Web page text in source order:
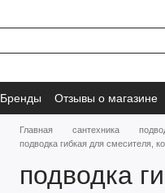
Бренды Отзывы о магазине
Главная сантехника
подводка гибкая для смесителя,
подводка